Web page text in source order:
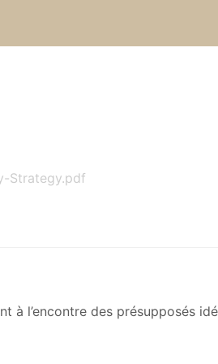
Strategy.pdf
à l’encontre des présupposés